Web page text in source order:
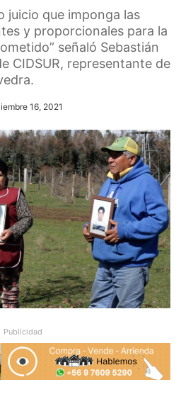
juicio que imponga las
y proporcionales para la
señaló Sebastián
CIDSUR, representante de
16, 2021
Publicidad